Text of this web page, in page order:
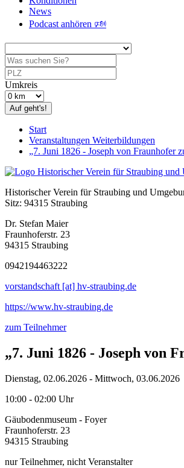
News
Podcast anhören 🕬
Umkreis
Auf geht's!
Start
Veranstaltungen Weiterbildungen
„7. Juni 1826 - Joseph von Fraunhofer
Historischer Verein für Straubing und
Sitz: 94315 Straubing
Dr. Stefan Maier
Fraunhoferstr. 23
94315 Straubing
0942194463222
vorstandschaft [at] hv-straubing.de
https://www.hv-straubing.de
zum Teilnehmer
„7. Juni 1826 - Joseph von
Dienstag, 02.06.2026 - Mittwoch, 03.06.2026
10:00 - 02:00 Uhr
Gäubodenmuseum - Foyer
Fraunhoferstr. 23
94315 Straubing
nur Teilnehmer, nicht Veranstalter